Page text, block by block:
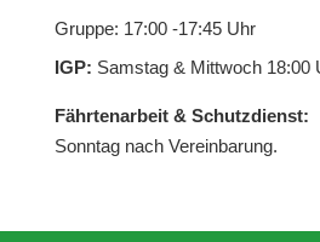
Gruppe: 17:00 -17:45 Uhr
IGP: Samstag & Mittwoch 18:00
Fährtenarbeit & Schutzdienst:
Sonntag nach Vereinbarung.